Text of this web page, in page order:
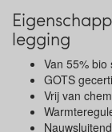
legging
Van 55% bio
GOTS
Vrij van